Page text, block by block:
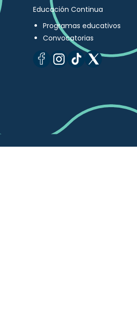
Educación Continua
Programas educativos
Convocatorias